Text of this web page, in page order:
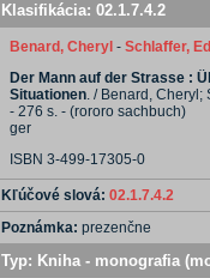
Klasifikácia: 02.1.7.4.2
Benard, Cheryl - Schlaffer,
Der Mann auf der Strasse :
Situationen. / Benard, Cheryl;
- 276 s. - (rororo sachbuch)
ger
ISBN 3-499-17305-0
Kľúčové slová: 02.1.7.4.2
Poznámka: prezenčne
Typ: Kniha - monografia